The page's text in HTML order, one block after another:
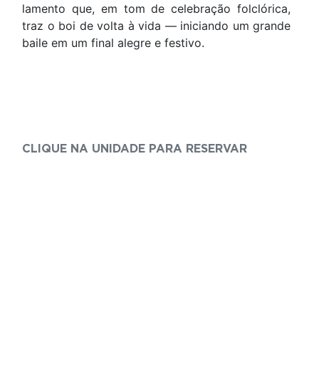
lamento que, em tom de celebração folclórica,
traz o boi de volta à vida — iniciando um grande
baile em um final alegre e festivo.
CLIQUE NA UNIDADE PARA RESERVAR